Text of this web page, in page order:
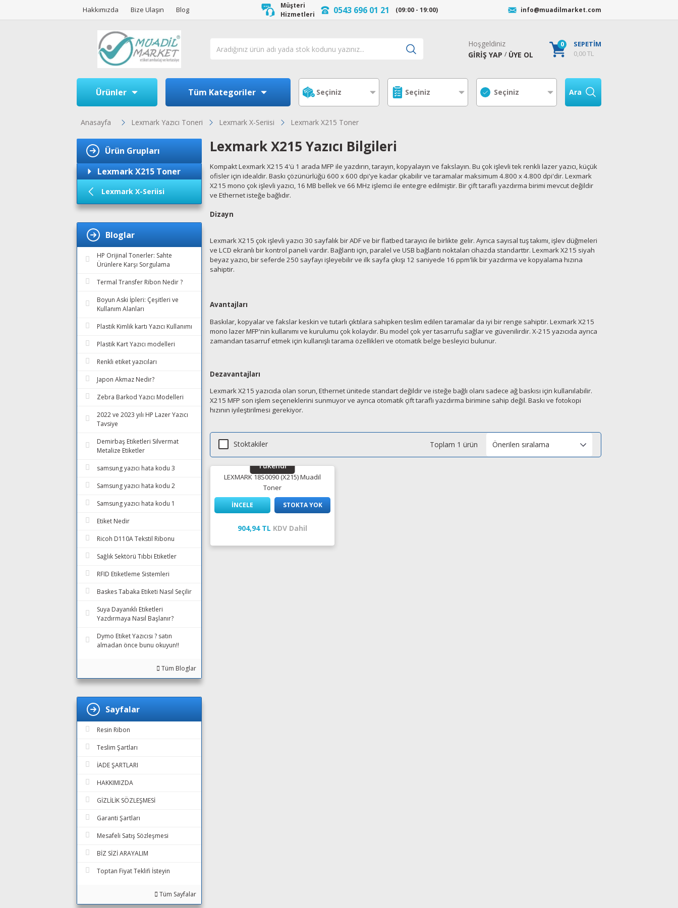
Hakkımızda Bize Ulaşın Blog
Müşteri
Hizmetleri
0543 696 01 21 (09:00 - 19:00) info@muadilmarket.com
Hoşgeldiniz
GİRİŞ YAP / ÜYE OL
0
SEPETİM
0,00 TL
Ürünler Tüm Kategoriler Ara
Anasayfa Lexmark Yazıcı Toneri Lexmark X-Seriisi Lexmark X215 Toner
Ürün Grupları
Lexmark X215 Toner
Lexmark X-Seriisi
Bloglar
HP Orijinal Tonerler: Sahte
Ürünlere Karşı Sorgulama
Termal Transfer Ribon Nedir ?
Boyun Aski İpleri: Çeşitleri ve
Kullanım Alanları
Plastik Kimlik kartı Yazıcı Kullanımı
Plastik Kart Yazıcı modelleri
Renkli etiket yazıcıları
Japon Akmaz Nedir?
Zebra Barkod Yazıcı Modelleri
2022 ve 2023 yılı HP Lazer Yazıcı
Tavsiye
Demirbaş Etiketleri Silvermat
Metalize Etiketler
samsung yazıcı hata kodu 3
Samsung yazıcı hata kodu 2
Samsung yazıcı hata kodu 1
Etiket Nedir
Ricoh D110A Tekstil Ribonu
Sağlık Sektörü Tıbbi Etiketler
RFID Etiketleme Sistemleri
Baskes Tabaka Etiketi Nasıl Seçilir
Suya Dayanıklı Etiketleri
Yazdırmaya Nasıl Başlanır?
Dymo Etiket Yazıcısı ? satın
almadan önce bunu okuyun!!
Tüm Bloglar
Sayfalar
Resin Ribon
Teslim Şartları
İADE ŞARTLARI
HAKKIMIZDA
GİZLİLİK SÖZLEŞMESİ
Garanti Şartları
Mesafeli Satış Sözleşmesi
BİZ SİZİ ARAYALIM
Toptan Fiyat Teklifi İsteyin
Tüm Sayfalar
Lexmark X215 Yazıcı Bilgileri
Kompakt Lexmark X215 4'ü 1 arada MFP ile yazdırın, tarayın, kopyalayın ve fakslayın. Bu çok işlevli tek renkli lazer yazıcı, küçük
ofisler için idealdir. Baskı çözünürlüğü 600 x 600 dpi'ye kadar çıkabilir ve taramalar maksimum 4.800 x 4.800 dpi'dir. Lexmark
X215 mono çok işlevli yazıcı, 16 MB bellek ve 66 MHz işlemci ile entegre edilmiştir. Bir çift taraflı yazdırma birimi mevcut değildir
ve Ethernet isteğe bağlıdır.
Dizayn
Lexmark X215 çok işlevli yazıcı 30 sayfalık bir ADF ve bir flatbed tarayıcı ile birlikte gelir. Ayrıca sayısal tuş takımı, işlev düğmeleri
ve LCD ekranlı bir kontrol paneli vardır. Bağlantı için, paralel ve USB bağlantı noktaları cihazda standarttır. Lexmark X215 siyah
beyaz yazıcı, bir seferde 250 sayfayı işleyebilir ve ilk sayfa çıkışı 12 saniyede 16 ppm'lik bir yazdırma ve kopyalama hızına
sahiptir.
Avantajları
Baskılar, kopyalar ve fakslar keskin ve tutarlı çıktılara sahipken teslim edilen taramalar da iyi bir renge sahiptir. Lexmark X215
mono lazer MFP'nin kullanımı ve kurulumu çok kolaydır. Bu model çok yer tasarrufu sağlar ve güvenilirdir. X-215 yazıcıda ayrıca
zamandan tasarruf etmek için kullanışlı tarama özellikleri ve otomatik belge besleyici bulunur.
Dezavantajları
Lexmark X215 yazıcıda olan sorun, Ethernet ünitede standart değildir ve isteğe bağlı olanı sadece ağ baskısı için kullanılabilir.
X215 MFP son işlem seçeneklerini sunmuyor ve ayrıca otomatik çift taraflı yazdırma birimine sahip değil. Baskı ve fotokopi
hızının iyileştirilmesi gerekiyor.
Stoktakiler Toplam 1 ürün
Tükendi
LEXMARK 18S0090 (X215) Muadil
Toner
İNCELE STOKTA YOK
904,94 TL KDV Dahil